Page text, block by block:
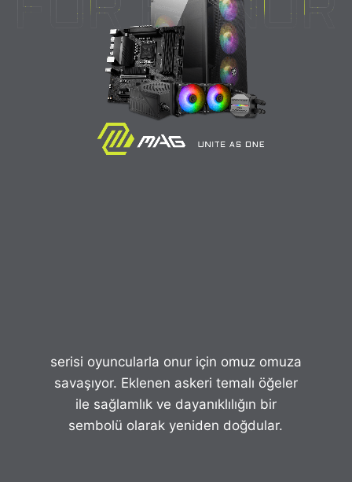
serisi oyuncularla onur için omuz omuza
savaşıyor. Eklenen askeri temalı öğeler
ile sağlamlık ve dayanıklılığın bir
sembolü olarak yeniden doğdular.